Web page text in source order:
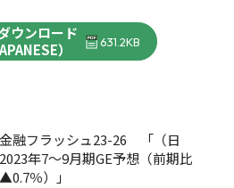
ウンロード
）
631.2KB
融フラッシュ23-26 「（日
年7～9月期GE予想（前期比
％）」